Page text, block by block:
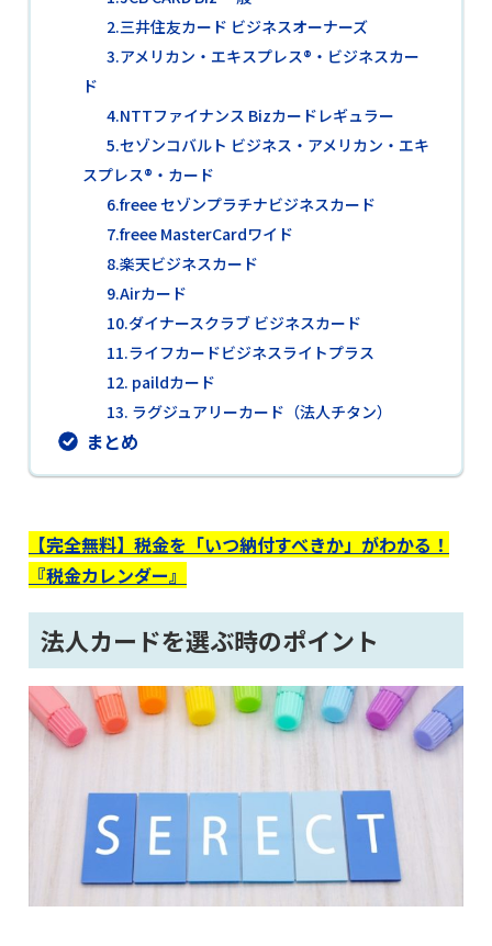
2.三井住友カード ビジネスオーナーズ
3.アメリカン・エキスプレス®・ビジネスカー
ド
4.NTTファイナンス Bizカードレギュラー
5.セゾンコバルト ビジネス・アメリカン・エキ
スプレス®・カード
6.freee セゾンプラチナビジネスカード
7.freee MasterCardワイド
8.楽天ビジネスカード
9.Airカード
10.ダイナースクラブ ビジネスカード
11.ライフカードビジネスライトプラス
12. paildカード
13. ラグジュアリーカード（法人チタン）
まとめ
【完全無料】税金を「いつ納付すべきか」がわかる！
『税金カレンダー』
法人カードを選ぶ時のポイント